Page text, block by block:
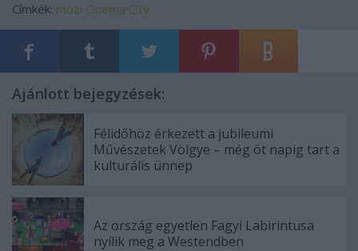
Címkék: mozi Cinema City
Ajánlott bejegyzések:
Félidőhöz érkezett a jubileumi
Művészetek Völgye – még öt napig tart a
kulturális ünnep
Az ország egyetlen Fagyi Labirintusa
nyílik meg a Westendben